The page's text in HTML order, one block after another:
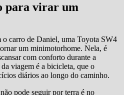
para virar um
o carro de Daniel, uma Toyota SW4
um minimotorhome. Nela, é
com conforto durante a
viagem é a bicicleta, que o
diários ao longo do caminho.
pode seguir por terra é no